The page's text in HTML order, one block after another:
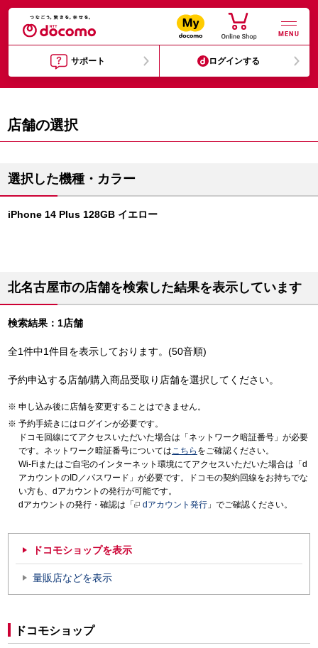
MENU
サポート ログインする
店舗の選択
選択した機種・カラー
iPhone 14 Plus 128GB イエロー
北名古屋市の店舗を検索した結果を表示しています
検索結果：1店舗
全1件中1件目を表示しております。(50音順)
予約申込する店舗/購入商品受取り店舗を選択してください。
申し込み後に店舗を変更することはできません。
予約手続きにはログインが必要です。
ドコモ回線にてアクセスいただいた場合は「ネットワーク暗証番号」が必要
です。ネットワーク暗証番号についてはこちら をご確認ください。
Wi-Fiまたはご自宅のインターネット環境にてアクセスいただいた場合は「d
アカウントのID／パスワード」が必要です。ドコモの契約回線をお持ちでな
い方も、dアカウントの発行が可能です。
dアカウントの発行・確認は「
dアカウント発行 」でご確認ください。
ドコモショップを表示
量販店などを表示
ドコモショップ